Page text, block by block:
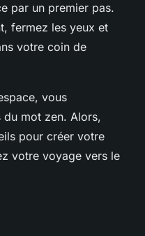
par un premier pas.
fermez les yeux et
votre coin de
vous
mot zen. Alors,
pour créer votre
votre voyage vers le